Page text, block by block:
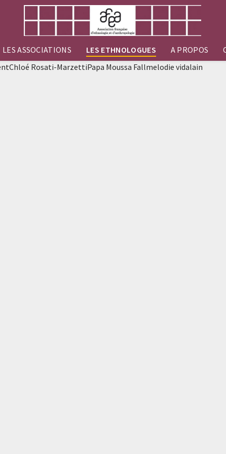
LES ASSOCIATIONS LES ETHNOLOGUES A PROPOS
Rosati-MarzettiPapa Moussa Fallmelodie vidalain